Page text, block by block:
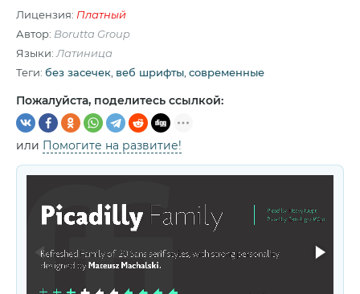
Лицензия: Платный
Автор: Borutta Group
Языки: Латиница
Теги: без засечек веб шрифты современные
Пожалуйста, поделитесь ссылкой:
или Помогите на развитие!